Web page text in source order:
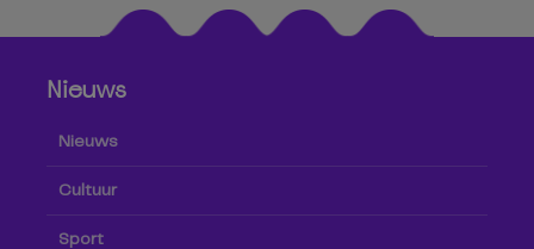
Nieuws
Nieuws
Cultuur
Sport